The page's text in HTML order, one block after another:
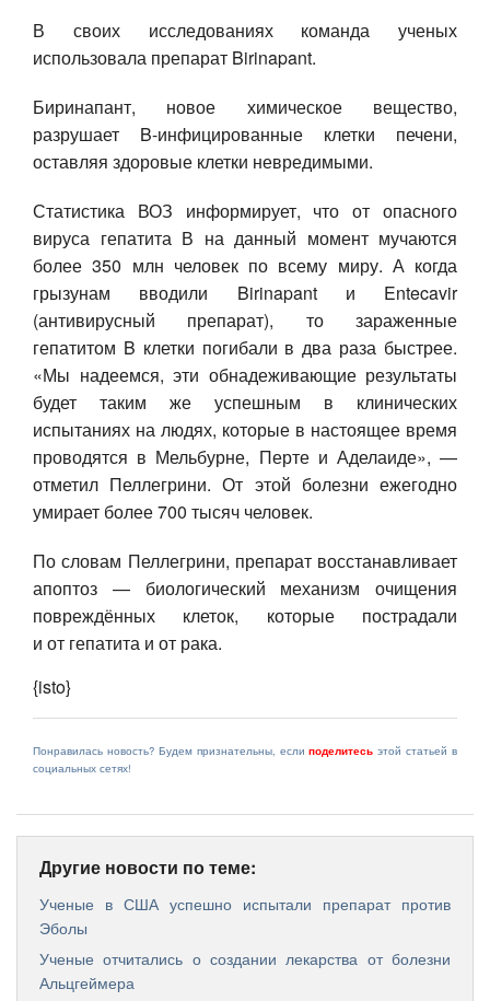
В своих исследованиях команда ученых
использовала препарат Birinapant.
Биринапант, новое химическое вещество,
разрушает B-инфицированные клетки печени,
оставляя здоровые клетки невредимыми.
Статистика ВОЗ информирует, что от опасного
вируса гепатита В на данный момент мучаются
более 350 млн человек по всему миру. А когда
грызунам вводили Birinapant и Entecavir
(антивирусный препарат), то зараженные
гепатитом B клетки погибали в два раза быстрее.
«Мы надеемся, эти обнадеживающие результаты
будет таким же успешным в клинических
испытаниях на людях, которые в настоящее время
проводятся в Мельбурне, Перте и Аделаиде», —
отметил Пеллегрини. От этой болезни ежегодно
умирает более 700 тысяч человек.
По словам Пеллегрини, препарат восстанавливает
апоптоз — биологический механизм очищения
повреждённых клеток, которые пострадали
и от гепатита и от рака.
{isto}
Понравилась новость? Будем признательны, еслиподелитесь этой статьей в
социальных сетях!
Другие новости по теме:
Ученые в США успешно испытали препарат против
Эболы
Ученые отчитались о создании лекарства от болезни
Альцгеймера